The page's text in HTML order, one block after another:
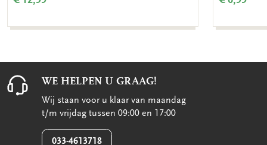
WE HELPEN U GRAAG!
Wij staan voor u klaar van maandag
t/m vrijdag tussen 09:00 en 17:00
033-4613718